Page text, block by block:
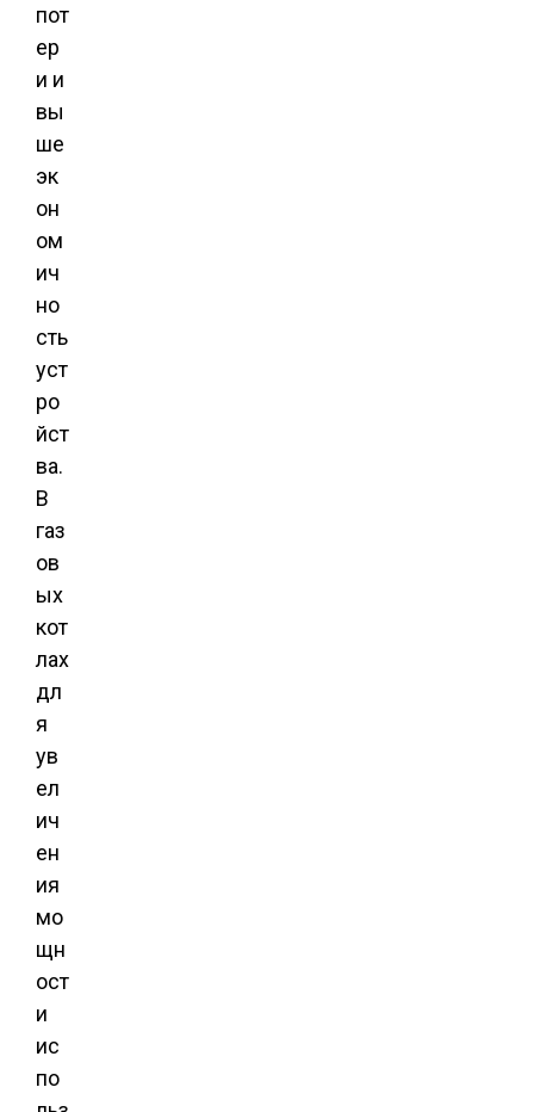
пот
ер
и и
вы
ше
эк
он
ом
ич
но
сть
уст
ро
йст
ва.
В
газ
ов
ых
кот
лах
дл
я
ув
ел
ич
ен
ия
мо
щн
ост
и
ис
по